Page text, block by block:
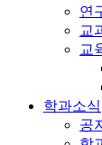
연
교
교
학과소식
공